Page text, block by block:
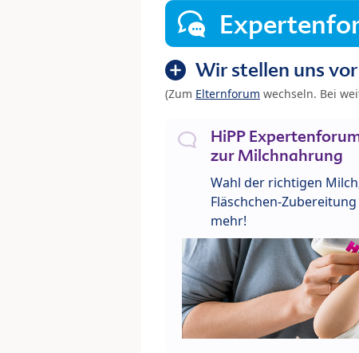
Wir stellen uns vor
(Zum Elternforum wechseln. Bei
HiPP
zur Milchnahrung
Wahl der richtigen
Fläschchen-
mehr!